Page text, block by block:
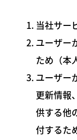
当社サー
ユーザー
ため（本
ユーザー
更新情報
供する他
付するた